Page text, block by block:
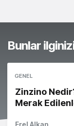
Bunlar
GENEL
Zinzino
Merak
Erel Alkan